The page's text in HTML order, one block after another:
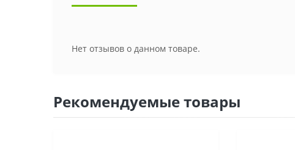
Нет отзывов о данном товаре.
Рекомендуемые товары